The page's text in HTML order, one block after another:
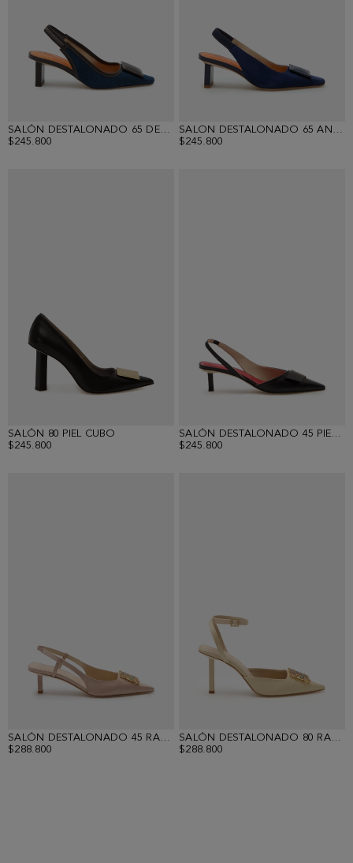
SALÓN DESTALONADO 65 DENIM DOMINO
$245.800
SALON DESTALONADO 65 ANTE DOMINO
$245.800
SALÓN 80 PIEL CUBO
$245.800
SALÓN DESTALONADO 45 PIEL OBI
$245.800
SALÓN DESTALONADO 45 RASO RECTANGLES
$288.800
SALÓN DESTALONADO 80 RASO RECTANGLES
$288.800